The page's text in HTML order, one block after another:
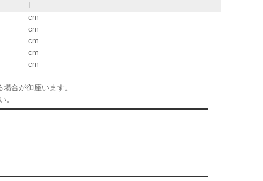
L
cm
cm
cm
cm
cm
合が御座います。
。